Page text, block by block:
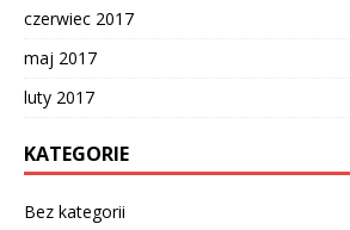
czerwiec 2017
maj 2017
luty 2017
KATEGORIE
Bez kategorii